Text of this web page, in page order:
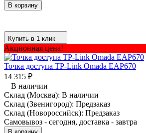
В корзину
Купить в 1 клик
Акционная цена!
Точка доступа TP-Link Omada EAP670
14 315 ₽
В наличии
Склад (Москва): В наличии
Склад (Звенигород): Предзаказ
Склад (Новороссийск): Предзаказ
Самовывоз - сегодня, доставка - завтра